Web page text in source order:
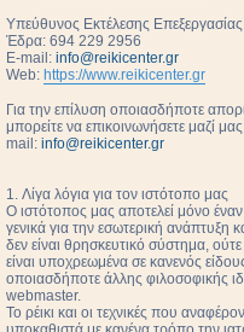
Υπεύθυνος Εκτέλεσης
Έδρα: 694 229 2956
E-mail: info@reikicenter.gr
Web: https://www.reikicenter.gr
Για την επίλυση οποιασδήποτε
μπορείτε να επικοινωνήσετε μαζί
mail: info@reikicenter.gr
1. Λίγα λόγια για τον ιστότοπο μας
Ο ιστότοπος μας αποτελεί μόνο
γενικά για την εσωτερική ανάπτυξη
δεν είναι θρησκευτικό σύστημα,
είναι υποχρεωμένα σε κανενός
οποιασδήποτε άλλης φιλοσοφικής
webmaster.
Το ρέικι και οι τεχνικές που